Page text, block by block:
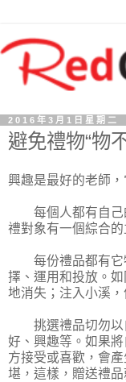
2016年3月1日星期二
避免禮物“物
興趣是最好的老師
每個人都有自己
禮對象有一個綜合的
每份禮品都有它特
擇、運用和投放。
地消失；注入小溪
挑選禮品切勿以
好、興趣等。如果
方接受或喜歡，會
堪，這樣，贈送禮